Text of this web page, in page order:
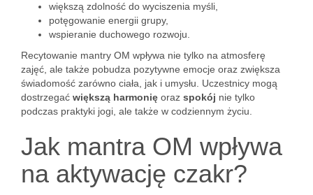
większą zdolność do wyciszenia myśli,
potęgowanie energii grupy,
wspieranie duchowego rozwoju.
Recytowanie mantry OM wpływa nie tylko na atmosferę
zajęć, ale także pobudza pozytywne emocje oraz zwiększa
świadomość zarówno ciała, jak i umysłu. Uczestnicy mogą
dostrzegać większą harmonię oraz spokój nie tylko
podczas praktyki jogi, ale także w codziennym życiu.
Jak mantra OM wpływa
na aktywację czakr?